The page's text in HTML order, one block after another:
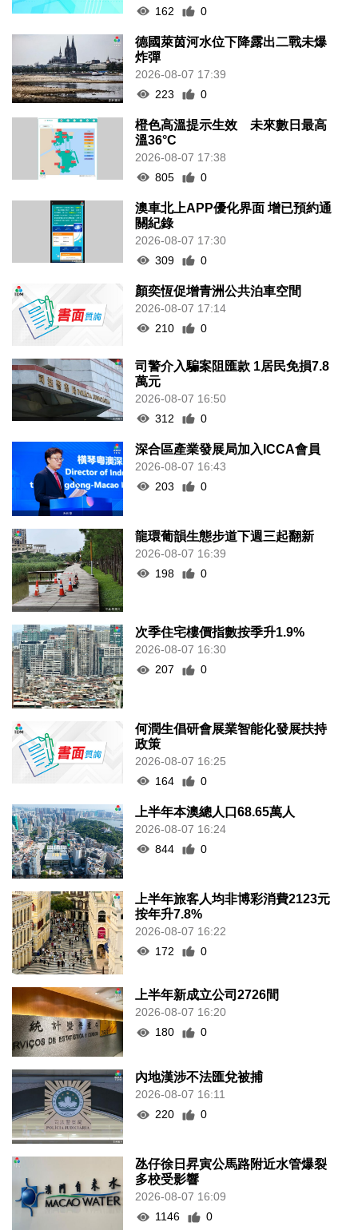
162 0
德國萊茵河水位下降露出二戰未爆
炸彈
2026-08-07 17:39
223
0
橙色高溫提示生效 未來數日最高
溫36°C
2026-08-07 17:38
805
0
澳車北上APP優化界面 增已預約通
關紀錄
2026-08-07 17:30
309
0
顏奕恆促增青洲公共泊車空間
2026-08-07 17:14
210
0
司警介入騙案阻匯款 1居民免損7.8
萬元
2026-08-07 16:50
312
0
深合區產業發展局加入ICCA會員
2026-08-07 16:43
203
0
龍環葡韻生態步道下週三起翻新
2026-08-07 16:39
198
0
次季住宅樓價指數按季升1.9%
2026-08-07 16:30
207
0
何潤生倡研會展業智能化發展扶持
政策
2026-08-07 16:25
164
0
上半年本澳總人口68.65萬人
2026-08-07 16:24
844
0
上半年旅客人均非博彩消費2123元
按年升7.8%
2026-08-07 16:22
172
0
上半年新成立公司2726間
2026-08-07 16:20
180
0
內地漢涉不法匯兌被捕
2026-08-07 16:11
220
0
氹仔徐日昇寅公馬路附近水管爆裂
多校受影響
2026-08-07 16:09
1146
0